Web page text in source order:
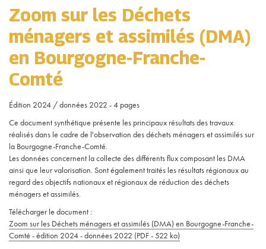
Zoom sur les Déchets
ménagers et assimilés (DMA)
en Bourgogne-Franche-
Comté
Édition 2024 / données 2022 - 4 pages
Ce document synthétique présente les principaux résultats des travaux
réalisés dans le cadre de l'observation des déchets ménagers et assimilés sur
la Bourgogne-Franche-Comté.
Les données concernent la collecte des différents flux composant les DMA
ainsi que leur valorisation. Sont également traités les résultats régionaux au
regard des objectifs nationaux et régionaux de réduction des déchets
ménagers et assimilés.
Télécharger le document :
Zoom sur les Déchets ménagers et assimilés (DMA) en Bourgogne-Franche-
Comté - édition 2024 - données 2022 (PDF - 522 ko)